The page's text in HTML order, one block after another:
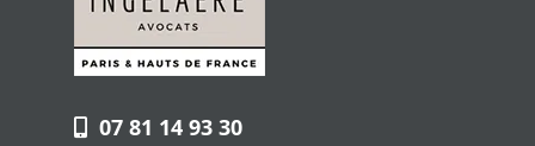
07 81 14 93 30